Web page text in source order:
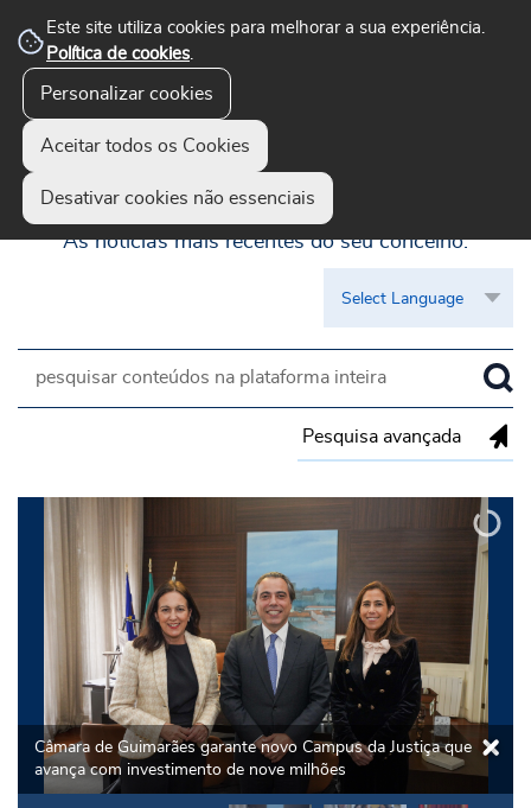
Este site utiliza cookies para melhorar a sua experiência.
Política de cookies.
Personalizar cookies
Aceitar todos os Cookies
Desativar cookies não essenciais
Pesquisa avançada
Guimarães Visível
As notícias mais recentes do seu concelho.
Câmara de Guimarães garante novo Campus da Justiça que
avança com investimento de nove milhões